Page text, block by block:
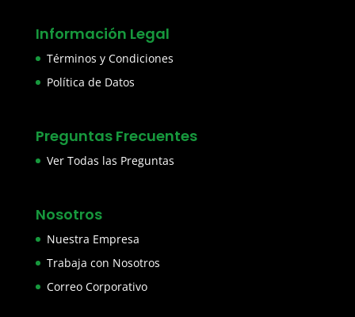
Información Legal
Términos y Condiciones
Política de Datos
Preguntas Frecuentes
Ver Todas las Preguntas
Nosotros
Nuestra Empresa
Trabaja con Nosotros
Correo Corporativo